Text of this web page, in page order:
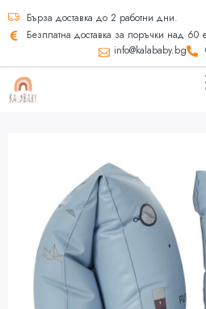
Бърза доставка до 2 работни дни.
Безплатна доставка за поръчки над 60
info@kalababy.bg